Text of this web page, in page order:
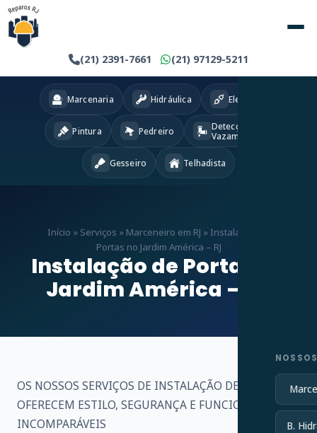
(21) 2391-7661 (21) 97129-5211
B.
Marcenaria Hidráulica Eletricista
Pintura Pedreiro
Detecção
Vazamentos
Gesseiro Telhadista
Início » Serviços » Marceneiro em RJ » Instalação de
Portas no Jardim América – RJ
Instalação de Portas no
Jardim América – RJ
OS NOSSOS SERVIÇOS DE INSTALAÇÃO DE PORTAS
OFERECEM ESTILO, SEGURANÇA E FUNCIONALIDADE
INCOMPARÁVEIS